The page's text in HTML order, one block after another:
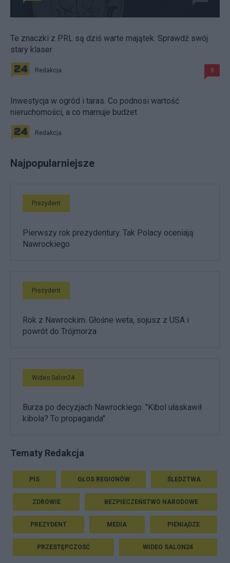
Te znaczki z PRL są dziś warte majątek. Sprawdź swój
stary klaser
Redakcja 8
Inwestycja w ogród i taras. Co podnosi wartość
nieruchomości, a co marnuje budżet
Redakcja
Najpopularniejsze
Prezydent
Pierwszy rok prezydentury. Tak Polacy oceniają
Nawrockiego
Prezydent
Rok z Nawrockim. Głośne weta, sojusz z USA i
powrót do Trójmorza
Wideo Salon24
Burza po decyzjach Nawrockiego. "Kibol ułaskawił
kibola? To propaganda"
Tematy Redakcja
PIS GŁOS REGIONÓW ŚLEDZTWA
ZDROWIE BEZPIECZEŃSTWO NARODOWE
PREZYDENT MEDIA PIENIĄDZE
PRZESTĘPCZOŚĆ WIDEO SALON24